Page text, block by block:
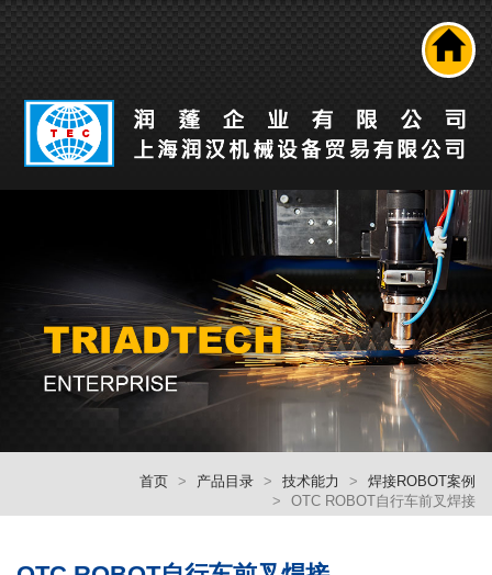
首页 产品目录 技术能力
焊接ROBOT案例
OTC ROBOT自行车前叉焊接
产品介紹
技术能力
人才招募
回首頁